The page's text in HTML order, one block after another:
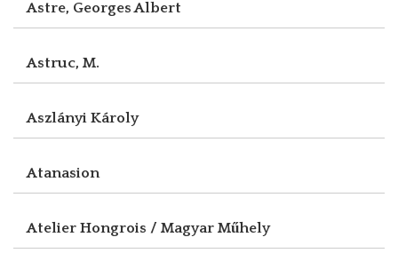
Astre, Georges Albert
Astruc, M.
Aszlányi Károly
Atanasion
Atelier Hongrois / Magyar Műhely